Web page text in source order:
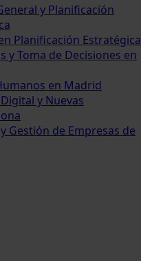
y Planificación
Planificación Estratégica
y Toma de Decisiones en
en Madrid
y Nuevas
Gestión de Empresas de